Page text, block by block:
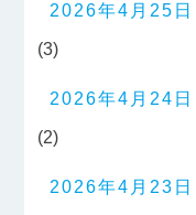
2026年4月25日
(3)
2026年4月24日
(2)
2026年4月23日